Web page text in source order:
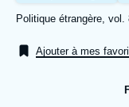
Analyses
Références
Politique étrangère, vol.
Ajouter à mes